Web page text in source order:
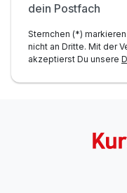
dein Postfach
Sternchen (*)
nicht an Dritte. Mit der
akzeptierst Du unsere